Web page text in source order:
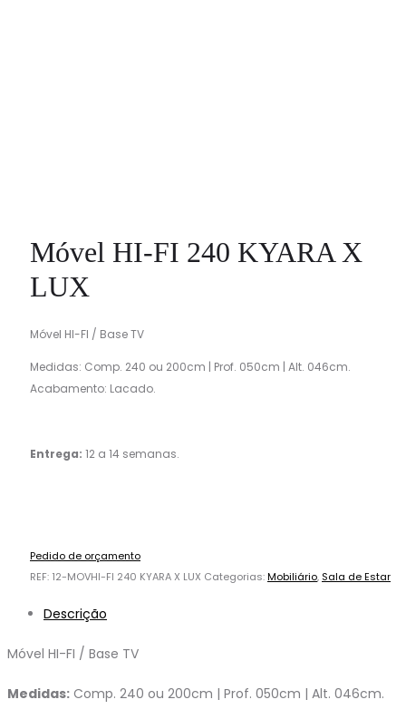
Móvel HI-FI 240 KYARA X
LUX
Móvel HI-FI / Base TV
Medidas: Comp. 240 ou 200cm | Prof. 050cm | Alt. 046cm.
Acabamento: Lacado.
Entrega: 12 a 14 semanas.
Pedido de orçamento
REF: 12-MOVHI-FI 240 KYARA X LUX Categorias:Mobiliário, Sala de Estar
Descrição
Móvel HI-FI / Base TV
Medidas: Comp. 240 ou 200cm | Prof. 050cm | Alt. 046cm.